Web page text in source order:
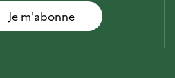
Je m'abonne